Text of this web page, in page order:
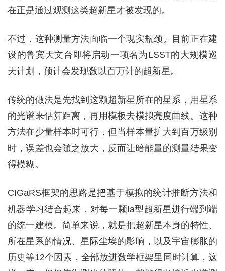
在正是通过观测这类超新星才被发现的。
不过，这种测量方法面临一个现实瓶颈。目前正在建
设的鲁宾天文台即将启动一项名为LSST的大规模巡
天计划，预计会发现数以百万计的超新星。
传统的做法是先找到这颗超新星所在的星系，用星系
的光谱来估算距离，再用模板去模拟亮度曲线。这种
方法在少量样本时可行，但当样本量扩大到百万级别
时，误差也会随之放大，反而让暗能量的测量结果变
得模糊。
CIGaRS框架的思路是把基于模拟的统计推断方法和
机器学习结合起来，对每一颗Ia型超新星进行端到端
的统一建模。简单来说，就是把超新星本身的特性、
所在星系的情况、星际尘埃的影响，以及宇宙膨胀的
历史等12个因素，全部放进数学框架里同时计算，这